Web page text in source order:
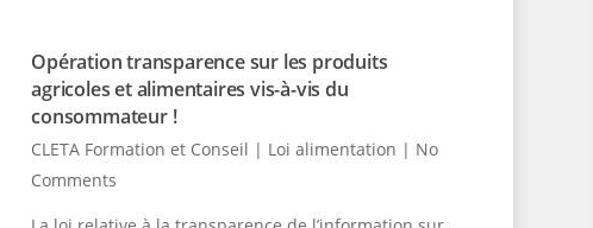
Opération transparence sur les produits
agricoles et alimentaires vis-à-vis du
consommateur !
CLETA Formation et Conseil | Loi alimentation | No
Comments